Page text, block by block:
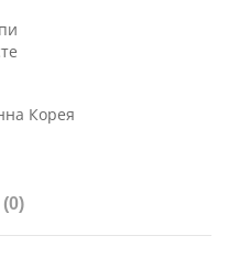
Корея
(0)